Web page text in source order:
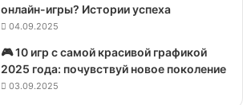
онлайн-игры? Истории успеха
04.09.2025
🎮 10 игр с самой красивой графикой
2025 года: почувствуй новое поколение
03.09.2025